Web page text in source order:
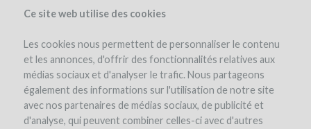
Ce site web utilise des cookies
Les cookies nous permettent de personnaliser le contenu
et les annonces, d'offrir des fonctionnalités relatives aux
médias sociaux et d'analyser le trafic. Nous partageons
également des informations sur l'utilisation de notre site
avec nos partenaires de médias sociaux, de publicité et
d'analyse, qui peuvent combiner celles-ci avec d'autres
the project estate benefits expert opinion investment details
details of the operation investors(16)